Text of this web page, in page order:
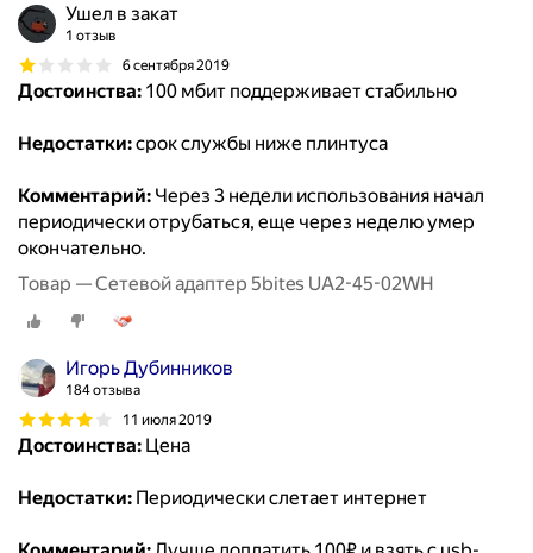
Ушел в закат
1 отзыв
6 сентября 2019
Достоинства: 100 мбит поддерживает стабильно
Недостатки:срок службы ниже плинтуса
Комментарий: Через 3 недели использования начал
периодически отрубаться, еще через неделю умер
окончательно.
Товар — Сетевой адаптер 5bites UA2-45-02WH
Игорь Дубинников
184 отзыва
11 июля 2019
Достоинства: Цена
Недостатки: Периодически слетает интернет